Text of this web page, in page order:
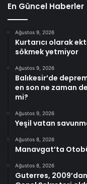
En Güncel Haberler
Ağustos 9, 2026
Kurtarıcı olarak
sökmek yetmiyor
Ağustos 9, 2026
Balıkesir’de
en son ne zaman
mi?
Ağustos 9, 2026
Yeşil vatan
Ağustos 8, 2026
Manavgat’ta
Ağustos 8, 2026
Guterres,